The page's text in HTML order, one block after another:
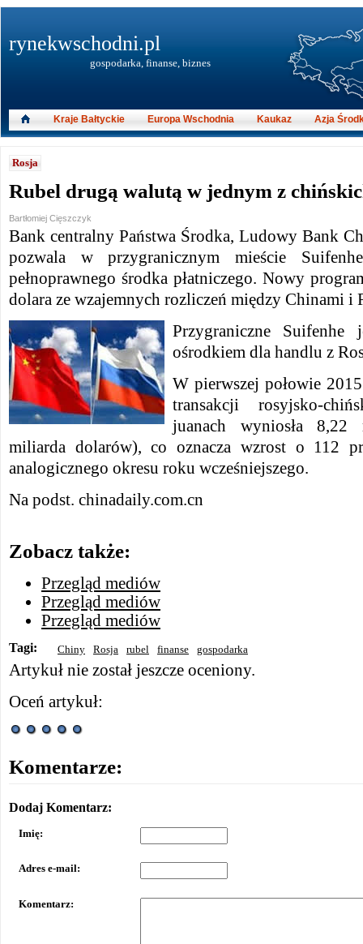
Rosja
Rubel drugą walutą w jednym z
Bartłomiej Cięszczyk
Bank centralny Państwa Środka, Ludowy Bank
pozwala w przygranicznym mieście
pełnoprawnego środka płatniczego. Nowy
dolara ze wzajemnych rozliczeń między Chinami i
Przygraniczne Suifenhe
ośrodkiem dla handlu z
W pierwszej połowie
transakcji rosyjsko-
juanach wyniosła
miliarda dolarów), co oznacza wzrost o 112
analogicznego okresu roku wcześniejszego.
Na podst. chinadaily.com.cn
Zobacz także:
Przegląd mediów
Przegląd mediów
Przegląd mediów
Tagi: Chiny Rosja rubel finanse gospodarka
Artykuł nie został jeszcze oceniony.
Oceń artykuł:
Komentarze:
Dodaj Komentarz:
Imię:
Adres e-mail:
Komentarz:
rynekwschodni.pl
gospodarka, finanse, biznes
Kraje Bałtyckie Europa Wschodnia Kaukaz Azja